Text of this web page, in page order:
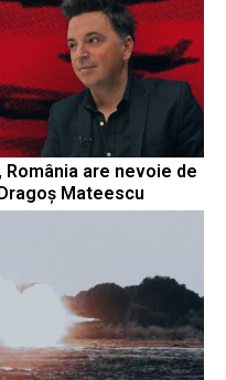
România are nevoie de
Mateescu